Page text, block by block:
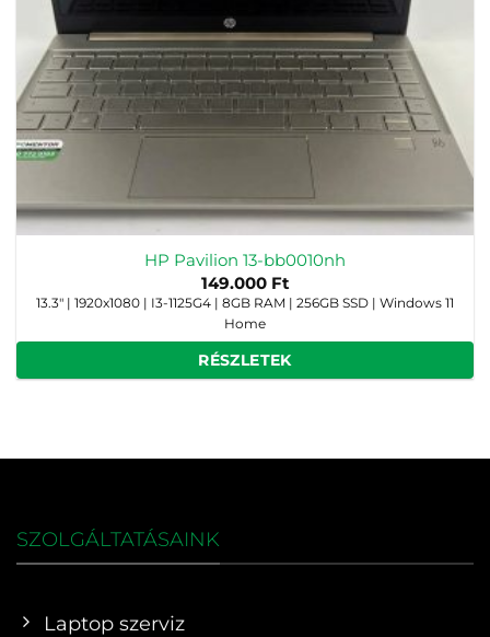
HP Pavilion 13-bb0010nh
149.000 Ft
13.3" | 1920x1080 | I3-1125G4 | 8GB RAM | 256GB SSD | Windows 11
Home
RÉSZLETEK
SZOLGÁLTATÁSAINK
Laptop szerviz